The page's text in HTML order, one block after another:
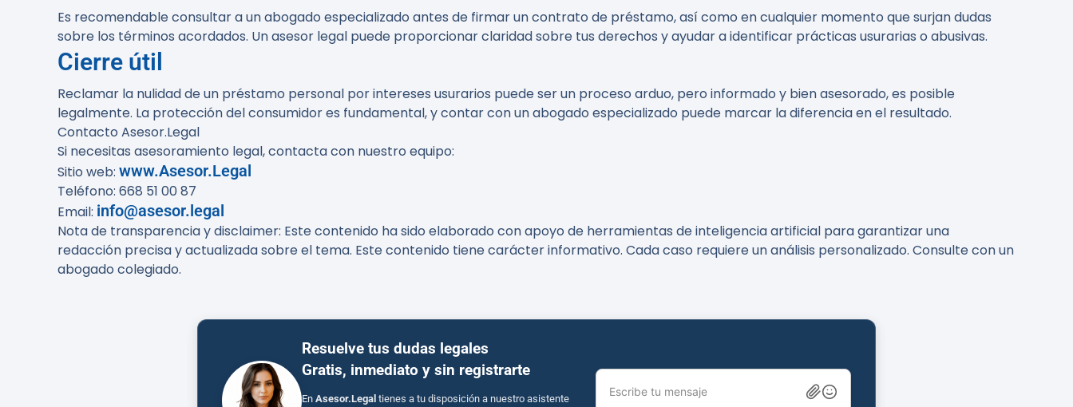
Es recomendable consultar a un abogado especializado antes de firmar un contrato de préstamo, así como en cualquier momento que surjan dudas
sobre los términos acordados. Un asesor legal puede proporcionar claridad sobre tus derechos y ayudar a identificar prácticas usurarias o abusivas.
Cierre útil
Reclamar la nulidad de un préstamo personal por intereses usurarios puede ser un proceso arduo, pero informado y bien asesorado, es posible
legalmente. La protección del consumidor es fundamental, y contar con un abogado especializado puede marcar la diferencia en el resultado.
Contacto Asesor.Legal
Si necesitas asesoramiento legal, contacta con nuestro equipo:
Sitio web: www.Asesor.Legal
Teléfono: 668 51 00 87
Email: info@asesor.legal
Nota de transparencia y disclaimer: Este contenido ha sido elaborado con apoyo de herramientas de inteligencia artificial para garantizar una
redacción precisa y actualizada sobre el tema. Este contenido tiene carácter informativo. Cada caso requiere un análisis personalizado. Consulte con un
abogado colegiado.
Resuelve tus dudas legales
Gratis, inmediato y sin registrarte
En Asesor.Legal tienes a tu disposición a nuestro asistente
Escribe tu mensaje